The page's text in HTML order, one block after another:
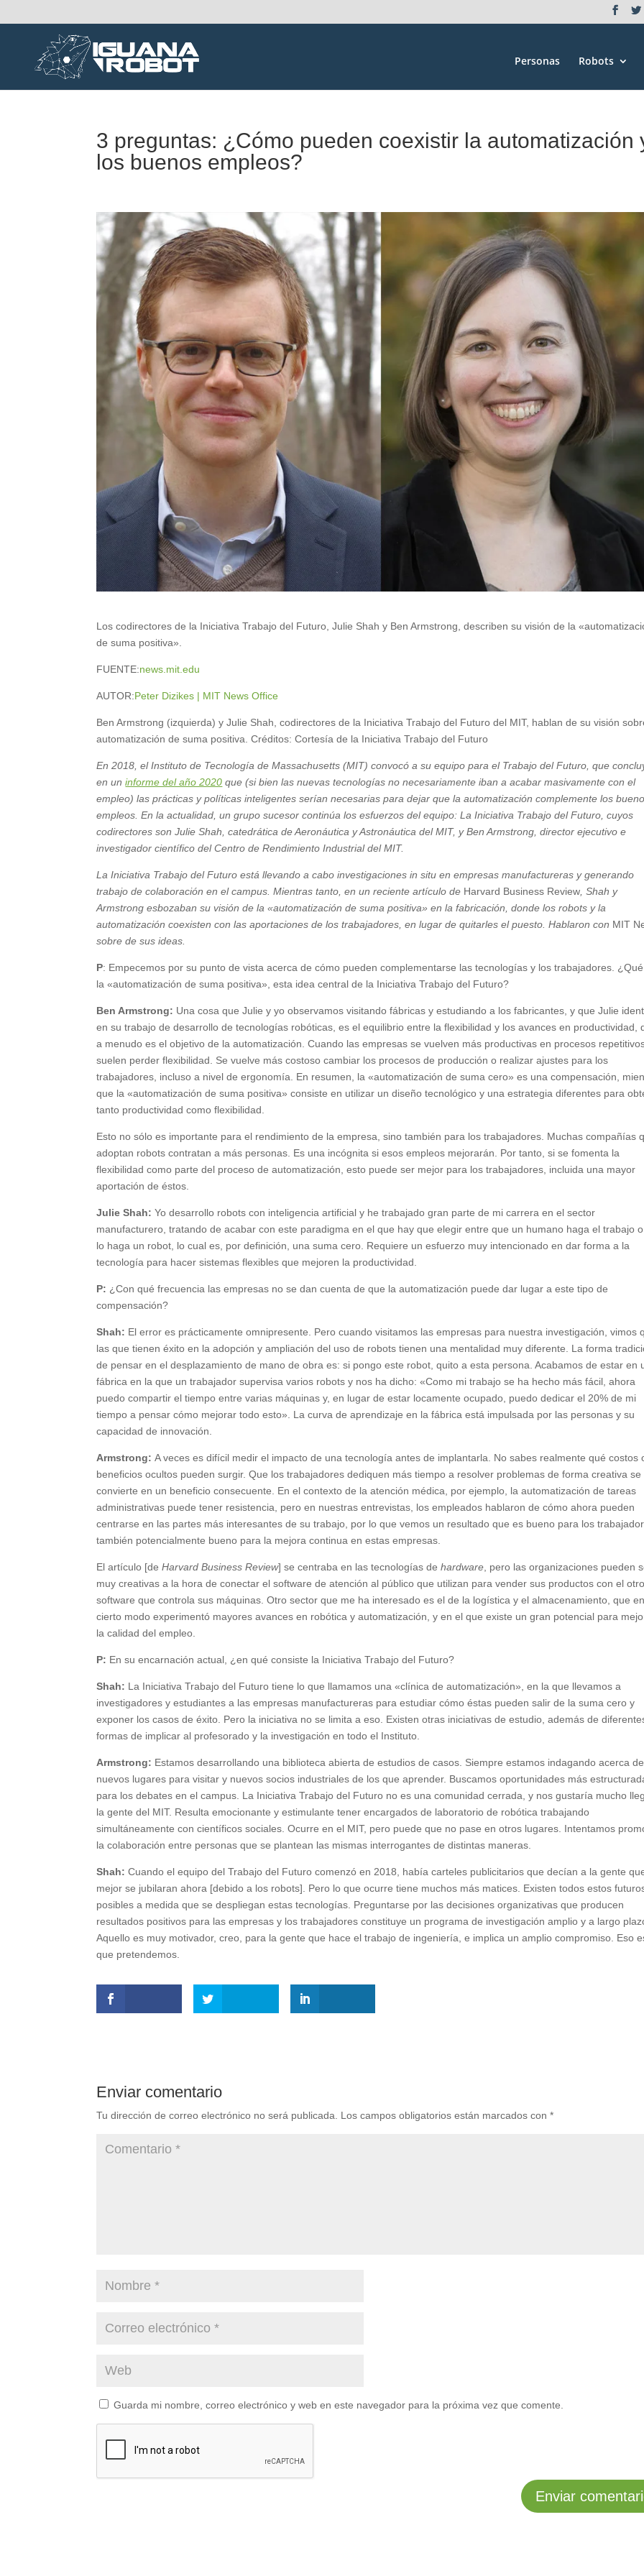
Personas Robots
3 preguntas: ¿Cómo pueden coexistir la automatización
los buenos empleos?
Los codirectores de la Iniciativa Trabajo del Futuro, Julie Shah y Ben Armstrong, describen su visión de la
de suma positiva».
FUENTE:news.mit.edu
AUTOR:Peter Dizikes | MIT News Office
Ben Armstrong (izquierda) y Julie Shah, codirectores de la Iniciativa Trabajo del Futuro del MIT, hablan de su visión
automatización de suma positiva. Créditos: Cortesía de la Iniciativa Trabajo del Futuro
En 2018, el Instituto de Tecnología de Massachusetts (MIT) convocó a su equipo para el Trabajo del Futuro, que
en uninforme del año 2020 que (si bien las nuevas tecnologías no necesariamente iban a acabar masivamente con el
empleo) las prácticas y políticas inteligentes serían necesarias para dejar que la automatización complemente los
empleos. En la actualidad, un grupo sucesor continúa los esfuerzos del equipo: La Iniciativa Trabajo del Futuro, cuyos
codirectores son Julie Shah, catedrática de Aeronáutica y Astronáutica del MIT, y Ben Armstrong, director ejecutivo e
investigador científico del Centro de Rendimiento Industrial del MIT.
La Iniciativa Trabajo del Futuro está llevando a cabo investigaciones in situ en empresas manufactureras y generando
trabajo de colaboración en el campus. Mientras tanto, en un reciente artículo de Harvard Business Review , Shah y
Armstrong esbozaban su visión de la «automatización de suma positiva» en la fabricación, donde los robots y la
automatización coexisten con las aportaciones de los trabajadores, en lugar de quitarles el puesto. Hablaron con MIT
sobre de sus ideas.
P: Empecemos por su punto de vista acerca de cómo pueden complementarse las tecnologías y los trabajadores.
la «automatización de suma positiva», esta idea central de la Iniciativa Trabajo del Futuro?
Ben Armstrong: Una cosa que Julie y yo observamos visitando fábricas y estudiando a los fabricantes, y que Julie
en su trabajo de desarrollo de tecnologías robóticas, es el equilibrio entre la flexibilidad y los avances en productividad,
a menudo es el objetivo de la automatización. Cuando las empresas se vuelven más productivas en procesos
suelen perder flexibilidad. Se vuelve más costoso cambiar los procesos de producción o realizar ajustes para los
trabajadores, incluso a nivel de ergonomía. En resumen, la «automatización de suma cero» es una compensación,
que la «automatización de suma positiva» consiste en utilizar un diseño tecnológico y una estrategia diferentes para
tanto productividad como flexibilidad.
Esto no sólo es importante para el rendimiento de la empresa, sino también para los trabajadores. Muchas compañías
adoptan robots contratan a más personas. Es una incógnita si esos empleos mejorarán. Por tanto, si se fomenta la
flexibilidad como parte del proceso de automatización, esto puede ser mejor para los trabajadores, incluida una mayor
aportación de éstos.
Julie Shah: Yo desarrollo robots con inteligencia artificial y he trabajado gran parte de mi carrera en el sector
manufacturero, tratando de acabar con este paradigma en el que hay que elegir entre que un humano haga el trabajo
lo haga un robot, lo cual es, por definición, una suma cero. Requiere un esfuerzo muy intencionado en dar forma a la
tecnología para hacer sistemas flexibles que mejoren la productividad.
P: ¿Con qué frecuencia las empresas no se dan cuenta de que la automatización puede dar lugar a este tipo de
compensación?
Shah: El error es prácticamente omnipresente. Pero cuando visitamos las empresas para nuestra investigación, vimos
las que tienen éxito en la adopción y ampliación del uso de robots tienen una mentalidad muy diferente. La forma
de pensar en el desplazamiento de mano de obra es: si pongo este robot, quito a esta persona. Acabamos de estar en
fábrica en la que un trabajador supervisa varios robots y nos ha dicho: «Como mi trabajo se ha hecho más fácil, ahora
puedo compartir el tiempo entre varias máquinas y, en lugar de estar locamente ocupado, puedo dedicar el 20% de mi
tiempo a pensar cómo mejorar todo esto». La curva de aprendizaje en la fábrica está impulsada por las personas y su
capacidad de innovación.
Armstrong:A veces es difícil medir el impacto de una tecnología antes de implantarla. No sabes realmente qué costos
beneficios ocultos pueden surgir. Que los trabajadores dediquen más tiempo a resolver problemas de forma creativa se
convierte en un beneficio consecuente. En el contexto de la atención médica, por ejemplo, la automatización de tareas
administrativas puede tener resistencia, pero en nuestras entrevistas, los empleados hablaron de cómo ahora pueden
centrarse en las partes más interesantes de su trabajo, por lo que vemos un resultado que es bueno para los
también potencialmente bueno para la mejora continua en estas empresas.
El artículo [deHarvard Business Review] se centraba en las tecnologías dehardware , pero las organizaciones pueden
muy creativas a la hora de conectar el software de atención al público que utilizan para vender sus productos con el
software que controla sus máquinas. Otro sector que me ha interesado es el de la logística y el almacenamiento, que
cierto modo experimentó mayores avances en robótica y automatización, y en el que existe un gran potencial para
la calidad del empleo.
P: En su encarnación actual, ¿en qué consiste la Iniciativa Trabajo del Futuro?
Shah: La Iniciativa Trabajo del Futuro tiene lo que llamamos una «clínica de automatización», en la que llevamos a
investigadores y estudiantes a las empresas manufactureras para estudiar cómo éstas pueden salir de la suma cero y
exponer los casos de éxito. Pero la iniciativa no se limita a eso. Existen otras iniciativas de estudio, además de
formas de implicar al profesorado y la investigación en todo el Instituto.
Armstrong: Estamos desarrollando una biblioteca abierta de estudios de casos. Siempre estamos indagando acerca de
nuevos lugares para visitar y nuevos socios industriales de los que aprender. Buscamos oportunidades más
para los debates en el campus. La Iniciativa Trabajo del Futuro no es una comunidad cerrada, y nos gustaría mucho
la gente del MIT. Resulta emocionante y estimulante tener encargados de laboratorio de robótica trabajando
simultáneamente con científicos sociales. Ocurre en el MIT, pero puede que no pase en otros lugares. Intentamos
la colaboración entre personas que se plantean las mismas interrogantes de distintas maneras.
Shah:Cuando el equipo del Trabajo del Futuro comenzó en 2018, había carteles publicitarios que decían a la gente
mejor se jubilaran ahora [debido a los robots]. Pero lo que ocurre tiene muchos más matices. Existen todos estos
posibles a medida que se despliegan estas tecnologías. Preguntarse por las decisiones organizativas que producen
resultados positivos para las empresas y los trabajadores constituye un programa de investigación amplio y a largo
Aquello es muy motivador, creo, para la gente que hace el trabajo de ingeniería, e implica un amplio compromiso. Eso
que pretendemos.
Enviar comentario
Tu dirección de correo electrónico no será publicada. Los campos obligatorios están marcados con*
Guarda mi nombre, correo electrónico y web en este navegador para la próxima vez que comente.